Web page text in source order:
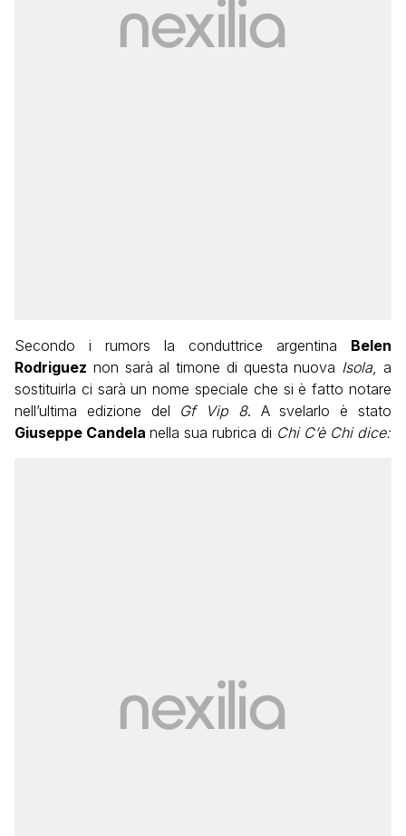
Secondo i rumors la conduttrice argentina Belen
Rodriguez non sarà al timone di questa nuova Isola , a
sostituirla ci sarà un nome speciale che si è fatto notare
nell’ultima edizione del Gf Vip 8. A svelarlo è stato
Giuseppe Candela nella sua rubrica di Chi C’è Chi dice: